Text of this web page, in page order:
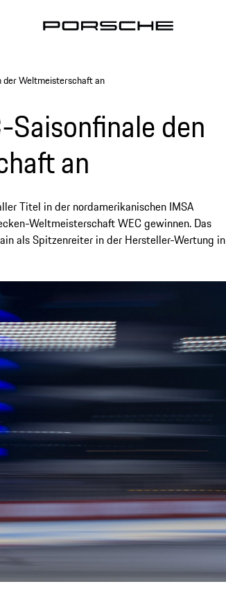
der Weltmeisterschaft an
den
an
Titel in der nordamerikanischen IMSA
Weltmeisterschaft WEC gewinnen. Das
als Spitzenreiter in der Hersteller-Wertung in